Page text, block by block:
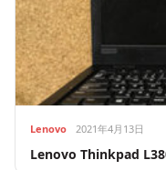
Lenovo 2021年4月13日
Lenovo Thinkpad